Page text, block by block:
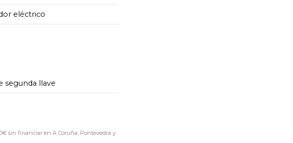
eléctrico
segunda llave
sin financiar en A Coruña, Pontevedra y